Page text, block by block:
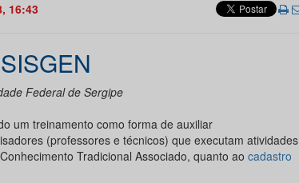
16:43
Federal de Sergipe
um treinamento como forma de auxiliar
(professores e técnicos) que executam atividades
Tradicional Associado, quanto ao cadastro